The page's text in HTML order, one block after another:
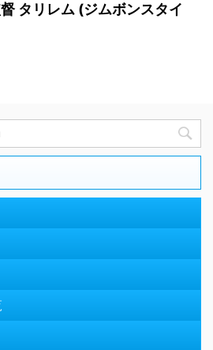
タリレム (ジムボンスタイ